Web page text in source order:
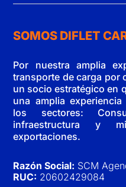
SOMOS DIFLET
Por nuestra amplia
transporte de carga por
un socio estratégico en
una amplia
los sectores:
infraestructura y
exportaciones.
Razón Social: SCM
RUC: 20602429084